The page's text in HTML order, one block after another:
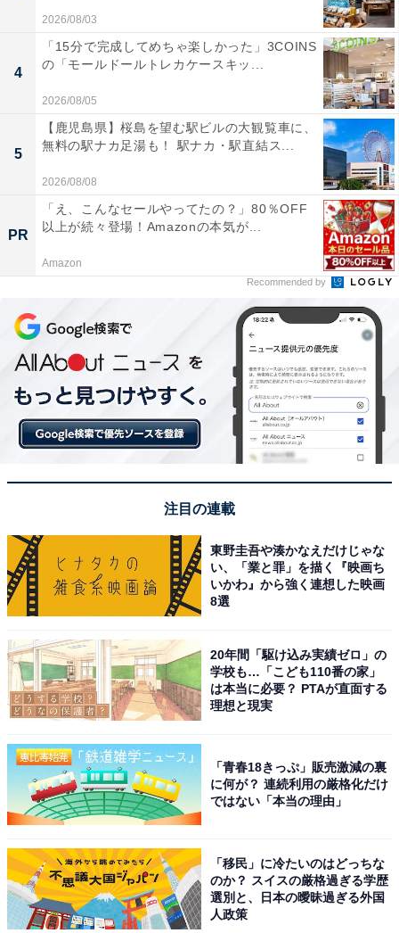
2026/08/03
4
「15分で完成してめちゃ楽しかった」3COINS
の「モールドールトレカケースキッ...
2026/08/05
5
【鹿児島県】桜島を望む駅ビルの大観覧車に、
無料の駅ナカ足湯も！ 駅ナカ・駅直結ス...
2026/08/08
PR
「え、こんなセールやってたの？」80％OFF
以上が続々登場！Amazonの本気が...
Amazon
Recommended by
注目の連載
東野圭吾や湊かなえだけじゃな
い、「業と罪」を描く『映画ち
いかわ』から強く連想した映画
8選
20年間「駆け込み実績ゼロ」の
学校も…「こども110番の家」
は本当に必要？ PTAが直面する
理想と現実
「青春18きっぷ」販売激減の裏
に何が？ 連続利用の厳格化だけ
ではない「本当の理由」
「移民」に冷たいのはどっちな
のか？ スイスの厳格過ぎる学歴
選別と、日本の曖昧過ぎる外国
人政策